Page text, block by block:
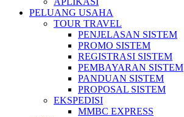
PELUANG USAHA
TOUR TRAVEL
PENJELASAN SISTEM
PROMO SISTEM
REGISTRASI SISTEM
PEMBAYARAN SISTEM
PANDUAN SISTEM
PROPOSAL SISTEM
EKSPEDISI
MMBC EXPRESS